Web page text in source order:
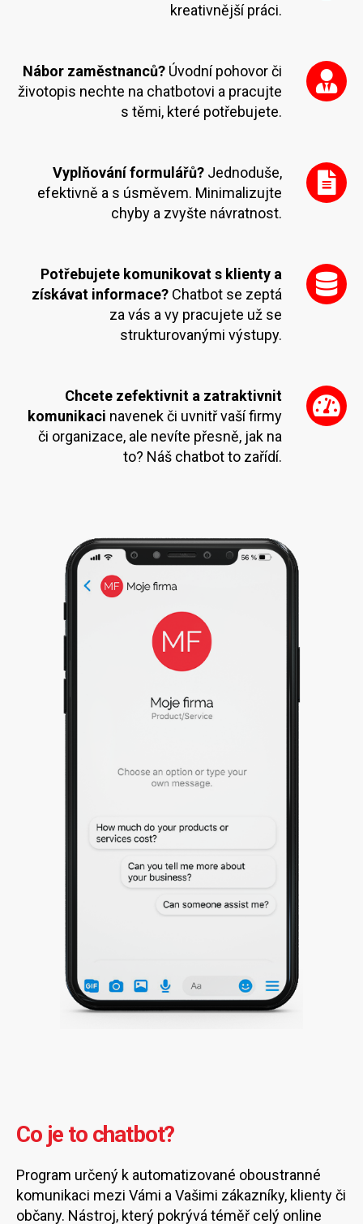
kreativnější práci.
Nábor zaměstnanců? Úvodní pohovor či
životopis nechte na chatbotovi a pracujte
s těmi, které potřebujete.
Vyplňování formulářů? Jednoduše,
efektivně a s úsměvem. Minimalizujte
chyby a zvyšte návratnost.
Potřebujete komunikovat s klienty a
získávat informace? Chatbot se zeptá
za vás a vy pracujete už se
strukturovanými výstupy.
Chcete zefektivnit a zatraktivnit
komunikaci navenek či uvnitř vaší firmy
či organizace, ale nevíte přesně, jak na
to? Náš chatbot to zařídí.
Co je to chatbot?
Program určený k automatizované oboustranné
komunikaci mezi Vámi a Vašimi zákazníky, klienty či
občany. Nástroj, který pokrývá téměř celý online